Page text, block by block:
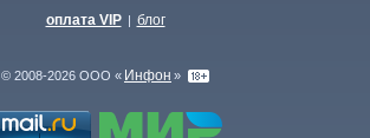
оплата VIP | блог
© 2008-2026 ООО « Инфон »